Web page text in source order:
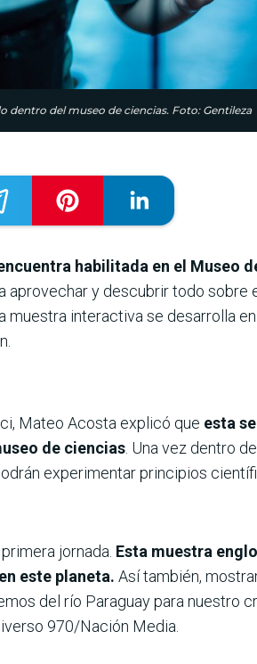
dentro del museo de ciencias. Foto: Gentileza
habilitada en el Museo
aprovechar y descubrir todo sobre
interactiva se desarrolla
Mateo Acosta explicó que esta
de ciencias . Una vez dentro
experimentar principios
jornada. Esta muestra
este planeta. Así también,
del río Paraguay para nuestro
970/Nación Media.